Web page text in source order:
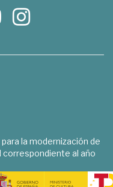
la modernización de
correspondiente al año